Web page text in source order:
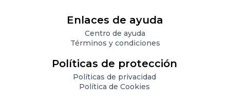
Enlaces de ayuda
Centro de ayuda
Términos y condiciones
Políticas de protección
Políticas de privacidad
Política de Cookies